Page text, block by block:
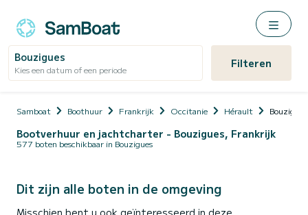
Bouzigues
Kies een datum of een periode Filteren
Samboat Boothuur Frankrijk Occitanie Hérault Bouzigues
Bootverhuur en jachtcharter - Bouzigues, Frankrijk
577 boten beschikbaar in Bouzigues
Dit zijn alle boten in de omgeving
Misschien bent u ook geïnteresseerd in deze